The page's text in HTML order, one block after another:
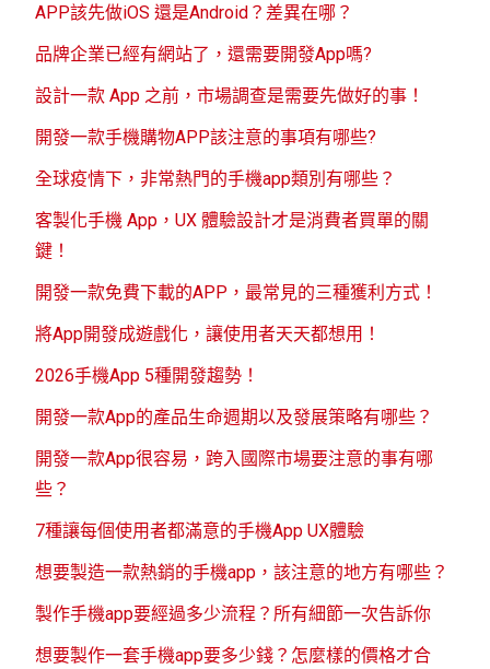
APP該先做iOS 還是Android？差異在哪？
品牌企業已經有網站了，還需要開發App嗎?
設計一款 App 之前，市場調查是需要先做好的事！
開發一款手機購物APP該注意的事項有哪些?
全球疫情下，非常熱門的手機app類別有哪些？
客製化手機 App，UX 體驗設計才是消費者買單的關
鍵！
開發一款免費下載的APP，最常見的三種獲利方式！
將App開發成遊戲化，讓使用者天天都想用！
2026手機App 5種開發趨勢！
開發一款App的產品生命週期以及發展策略有哪些？
開發一款App很容易，跨入國際市場要注意的事有哪
些？
7種讓每個使用者都滿意的手機App UX體驗
想要製造一款熱銷的手機app，該注意的地方有哪些？
製作手機app要經過多少流程？所有細節一次告訴你
想要製作一套手機app要多少錢？怎麼樣的價格才合